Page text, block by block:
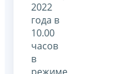
2022
года в
10.00
часов
в
режиме